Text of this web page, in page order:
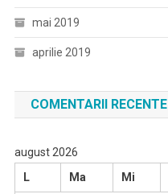
mai 2019
aprilie 2019
COMENTARII RECENTE
august 2026
L
Ma Mi